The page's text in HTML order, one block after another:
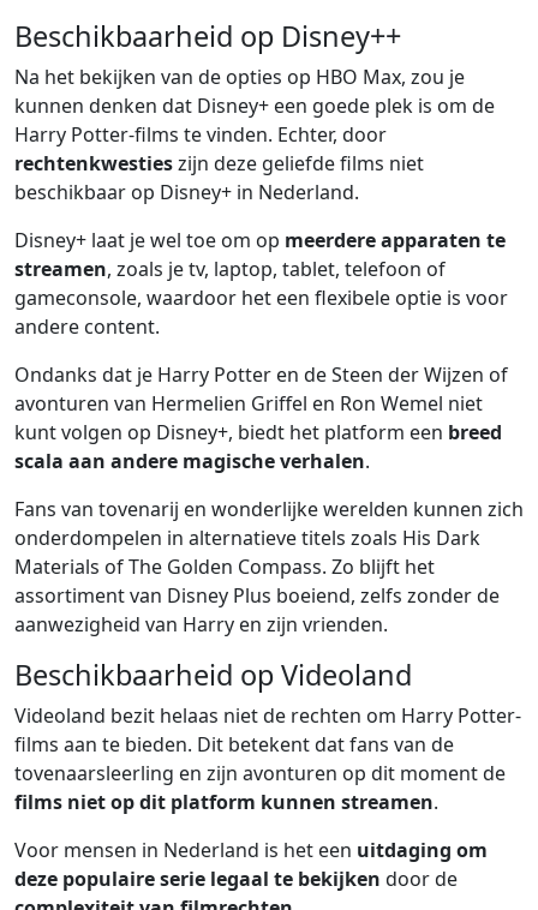
Beschikbaarheid op Disney++
Na het bekijken van de opties op HBO Max, zou je
kunnen denken dat Disney+ een goede plek is om de
Harry Potter-films te vinden. Echter, door
rechtenkwestieszijn deze geliefde films niet
beschikbaar op Disney+ in Nederland.
Disney+ laat je wel toe om op meerdere apparaten te
streamen, zoals je tv, laptop, tablet, telefoon of
gameconsole, waardoor het een flexibele optie is voor
andere content.
Ondanks dat je Harry Potter en de Steen der Wijzen of
avonturen van Hermelien Griffel en Ron Wemel niet
kunt volgen op Disney+, biedt het platform een breed
scala aan andere magische verhalen.
Fans van tovenarij en wonderlijke werelden kunnen zich
onderdompelen in alternatieve titels zoals His Dark
Materials of The Golden Compass. Zo blijft het
assortiment van Disney Plus boeiend, zelfs zonder de
aanwezigheid van Harry en zijn vrienden.
Beschikbaarheid op Videoland
Videoland bezit helaas niet de rechten om Harry Potter-
films aan te bieden. Dit betekent dat fans van de
tovenaarsleerling en zijn avonturen op dit moment de
films niet op dit platform kunnen streamen.
Voor mensen in Nederland is het een uitdaging om
deze populaire serie legaal te bekijken door de